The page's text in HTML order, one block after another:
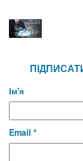
Ім'я
Email *